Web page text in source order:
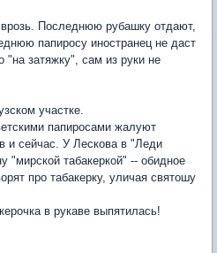
Последнюю рубашку отдают,
папиросу иностранец не даст
"на затяжку", сам из руки не
участке.
папиросами жалуют
и сейчас. У Лескова в "Леди
"мирской табакеркой" -- обидное
про табакерку, уличая святошу
в рукаве выпятилась!